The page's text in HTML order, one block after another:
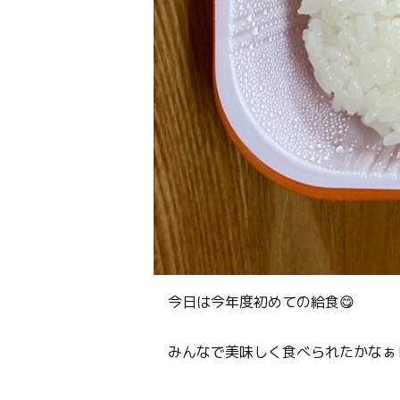
今日は今年度初めての給食😋
みんなで美味しく食べられたかな